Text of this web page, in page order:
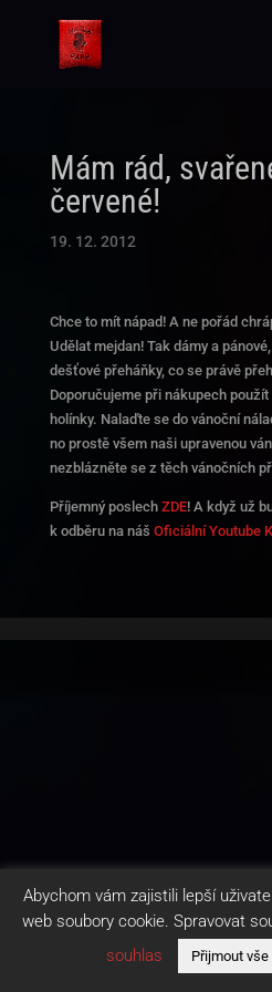
Mám rád,
červené!
19. 12. 2012
Chce to mít nápad! A ne pořád
Udělat mejdan! Tak dámy a
dešťové přeháňky, co se právě
Doporučujeme při nákupech
holínky. Nalaďte se do vánoční
no prostě všem naši upravenou
nezblázněte se z těch vánočních
Příjemný poslech ZDE! A když už
k odběru na náš Oficiální Youtube
Abychom vám zajistili lepší
web soubory cookie. Spravovat
souhlas
Přijmout vše